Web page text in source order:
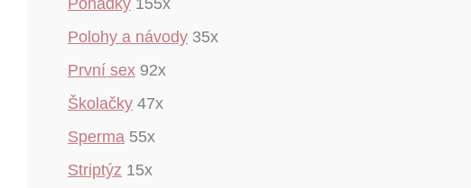
Pohádky 155x
Polohy a návody 35x
První sex 92x
Školačky 47x
Sperma 55x
Striptýz 15x